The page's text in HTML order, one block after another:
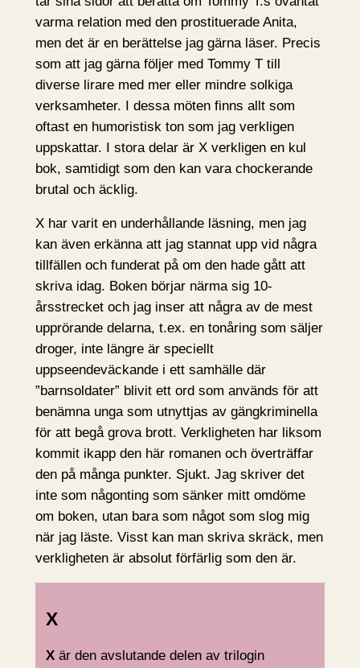
varma relation med den prostituerade Anita,
men det är en berättelse jag gärna läser. Precis
som att jag gärna följer med Tommy T till
diverse lirare med mer eller mindre solkiga
verksamheter. I dessa möten finns allt som
oftast en humoristisk ton som jag verkligen
uppskattar. I stora delar är X verkligen en kul
bok, samtidigt som den kan vara chockerande
brutal och äcklig.
X har varit en underhållande läsning, men jag
kan även erkänna att jag stannat upp vid några
tillfällen och funderat på om den hade gått att
skriva idag. Boken börjar närma sig 10-
årsstrecket och jag inser att några av de mest
upprörande delarna, t.ex. en tonåring som säljer
droger, inte längre är speciellt
uppseendeväckande i ett samhälle där
”barnsoldater” blivit ett ord som används för att
benämna unga som utnyttjas av gängkriminella
för att begå grova brott. Verkligheten har liksom
kommit ikapp den här romanen och överträffar
den på många punkter. Sjukt. Jag skriver det
inte som någonting som sänker mitt omdöme
om boken, utan bara som något som slog mig
när jag läste. Visst kan man skriva skräck, men
verkligheten är absolut förfärlig som den är.
X
X är den avslutande delen av trilogin